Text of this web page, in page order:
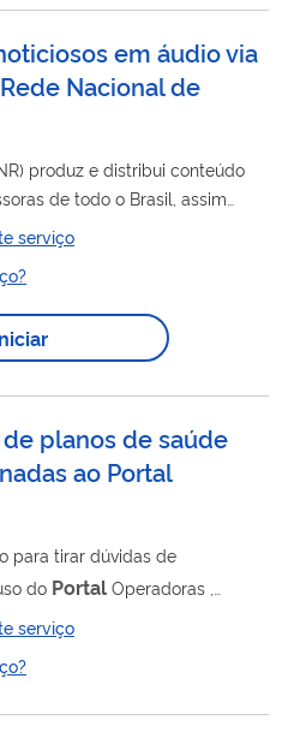
em áudio via
Nacional de
de todo o Brasil, assim
disponibilizada para
de informação e
é permanentemente
a direitos, serviços
das...
serviço
planos de saúde
ao Portal
para tirar dúvidas de
do Portal Operadoras ,
alteração senha TXT; - acesso aoportalpor operadoras
serviço